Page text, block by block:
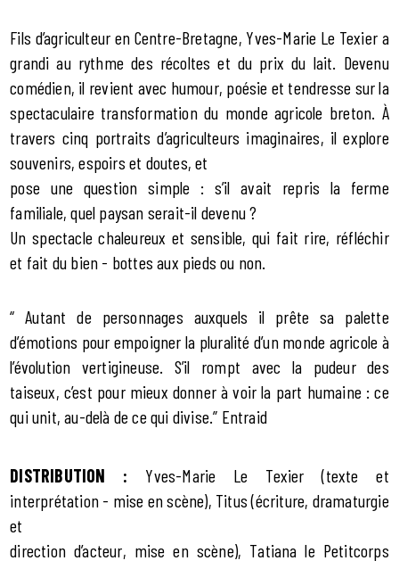
Fils d’agriculteur en Centre-Bretagne, Yves-Marie Le Texier a
grandi au rythme des récoltes et du prix du lait. Devenu
comédien, il revient avec humour, poésie et tendresse sur la
spectaculaire transformation du monde agricole breton. À
travers cinq portraits d’agriculteurs imaginaires, il explore
souvenirs, espoirs et doutes, et
pose une question simple : s’il avait repris la ferme
familiale, quel paysan serait-il devenu ?
Un spectacle chaleureux et sensible, qui fait rire, réfléchir
et fait du bien - bottes aux pieds ou non.
“ Autant de personnages auxquels il prête sa palette
d’émotions pour empoigner la pluralité d’un monde agricole à
l’évolution vertigineuse. S’il rompt avec la pudeur des
taiseux, c’est pour mieux donner à voir la part humaine : ce
qui unit, au-delà de ce qui divise.” Entraid
DISTRIBUTION : Yves-Marie Le Texier (texte et
interprétation - mise en scène), Titus (écriture, dramaturgie
et
direction d’acteur, mise en scène), Tatiana le Petitcorps